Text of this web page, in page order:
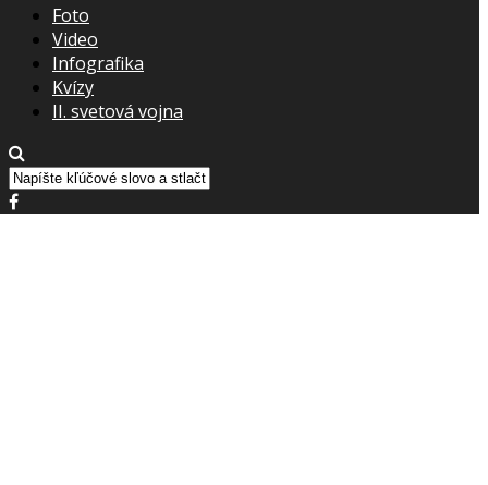
Foto
Video
Infografika
Kvízy
II. svetová vojna